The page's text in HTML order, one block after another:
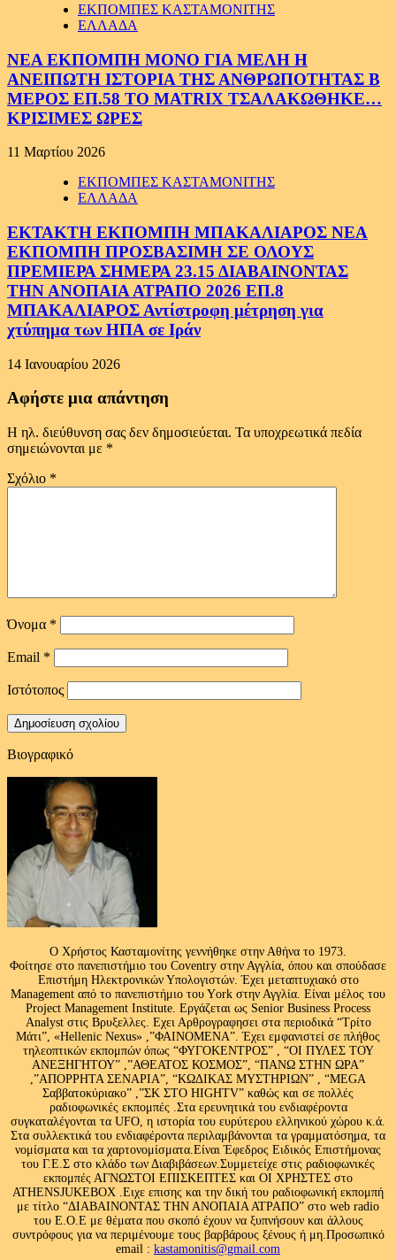
ΕΚΠΟΜΠΕΣ ΚΑΣΤΑΜΟΝΙΤΗΣ
ΕΛΛΑΔΑ
ΝΕΑ ΕΚΠΟΜΠΗ ΜΟΝΟ ΓΙΑ ΜΕΛΗ Η
ΑΝΕΙΠΩΤΗ ΙΣΤΟΡΙΑ ΤΗΣ ΑΝΘΡΩΠΟΤΗΤΑΣ Β
ΜΕΡΟΣ ΕΠ.58 ΤΟ MATRIX ΤΣΑΛΑΚΩΘΗΚΕ…
ΚΡΙΣΙΜΕΣ ΩΡΕΣ
11 Μαρτίου 2026
ΕΚΠΟΜΠΕΣ ΚΑΣΤΑΜΟΝΙΤΗΣ
ΕΛΛΑΔΑ
ΕΚΤΑΚΤΗ ΕΚΠΟΜΠΗ ΜΠΑΚΑΛΙΑΡΟΣ ΝΕΑ
ΕΚΠΟΜΠΗ ΠΡΟΣΒΑΣΙΜΗ ΣΕ ΟΛΟΥΣ
ΠΡΕΜΙΕΡΑ ΣΗΜΕΡΑ 23.15 ΔΙΑΒΑΙΝΟΝΤΑΣ
ΤΗΝ ΑΝΟΠΑΙΑ ΑΤΡΑΠΟ 2026 ΕΠ.8
ΜΠΑΚΑΛΙΑΡΟΣ Αντίστροφη μέτρηση για
χτύπημα των ΗΠΑ σε Ιράν
14 Ιανουαρίου 2026
Αφήστε μια απάντηση
Η ηλ. διεύθυνση σας δεν δημοσιεύεται. Τα υποχρεωτικά πεδία
σημειώνονται με *
Σχόλιο *
Όνομα *
Email *
Ιστότοπος
Βιογραφικό
Ο Χρήστος Κασταμονίτης γεννήθηκε στην Αθήνα το 1973.
Φοίτησε στο πανεπιστήμιο του Coventry στην Αγγλία, όπου και σπούδασε
Επιστήμη Ηλεκτρονικών Υπολογιστών. Έχει μεταπτυχιακό στο
Management από το πανεπιστήμιο του Υork στην Αγγλία. Είναι μέλος του
Project Management Institute. Εργάζεται ως Senior Business Process
Analyst στις Βρυξελλες. Εχει Αρθρογραφησει στα περιοδικά “Τρίτο
Μάτι”, «Hellenic Nexus» ,”ΦΑΙΝΟΜΕΝΑ”. Έχει εμφανιστεί σε πλήθος
τηλεοπτικών εκπομπών όπως “ΦΥΓΟΚΕΝΤΡΟΣ” , “ΟΙ ΠΥΛΕΣ ΤΟΥ
ΑΝΕΞΗΓΗΤΟΥ” ,”ΑΘΕΑΤΟΣ ΚΟΣΜΟΣ”, “ΠΑΝΩ ΣΤΗΝ ΩΡΑ”
,”ΑΠΟΡΡΗΤΑ ΣΕΝΑΡΙΑ”, “ΚΩΔΙΚΑΣ ΜΥΣΤΗΡΙΩΝ” , “MEGA
Σαββατοκύριακο” ,”ΣΚ ΣΤΟ HIGHTV” καθώς και σε πολλές
ραδιοφωνικές εκπομπές .Στα ερευνητικά του ενδιαφέροντα
συγκαταλέγονται τα UFO, η ιστορία του ευρύτερου ελληνικού χώρου κ.ά.
Στα συλλεκτικά του ενδιαφέροντα περιλαμβάνονται τα γραμματόσημα, τα
νομίσματα και τα χαρτονομίσματα.Είναι Έφεδρος Ειδικός Επιστήμονας
του Γ.Ε.Σ στο κλάδο των Διαβιβάσεων.Συμμετείχε στις ραδιοφωνικές
εκπομπές ΑΓΝΩΣΤΟΙ ΕΠΙΣΚΕΠΤΕΣ και ΟΙ ΧΡΗΣΤΕΣ στο
ATHENSJUKEBOX .Ειχε επισης και την δική του ραδιοφωνική εκπομπή
με τίτλο “ΔΙΑΒΑΙΝΟΝΤΑΣ ΤΗΝ ΑΝΟΠΑΙΑ ΑΤΡΑΠΟ” στο web radio
του Ε.Ο.Ε με θέματα που σκοπό έχουν να ξυπνήσουν και άλλους
συντρόφους για να περιμένουμε τους βαρβάρους ξένους ή μη.Προσωπικό
email : kastamonitis@gmail.com